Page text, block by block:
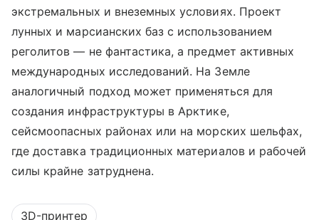
экстремальных и внеземных условиях. Проект
лунных и марсианских баз с использованием
реголитов — не фантастика, а предмет активных
международных исследований. На Земле
аналогичный подход может применяться для
создания инфраструктуры в Арктике,
сейсмоопасных районах или на морских шельфах,
где доставка традиционных материалов и рабочей
силы крайне затруднена.
3D-принтер